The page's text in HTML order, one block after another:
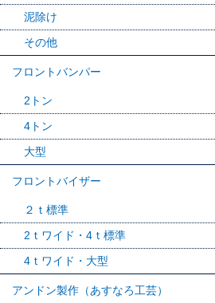
泥除け
その他
フロントバンパー
2トン
4トン
大型
フロントバイザー
２ｔ標準
2ｔワイド・4ｔ標準
4ｔワイド・大型
アンドン製作（あすなろ工芸）